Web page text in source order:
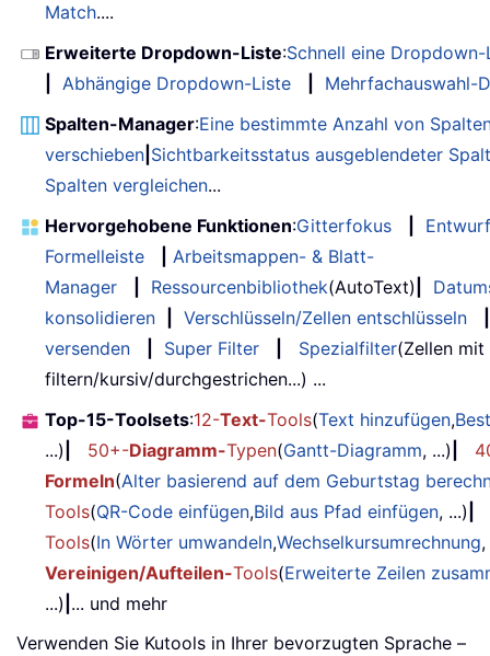
Match....
Erweiterte Dropdown-Liste:Schnell eine
Abhängige Dropdown-Liste
Mehrfachauswahl-
Spalten-Manager:Eine bestimmte Anzahl von
verschieben Sichtbarkeitsstatus ausgeblendeter
Spalten vergleichen...
Hervorgehobene Funktionen:Gitterfokus
Entwurf
Formelleiste
Arbeitsmappen- & Blatt-
Manager
Ressourcenbibliothek(AutoText)
konsolidieren
Verschlüsseln/Zellen entschlüsseln
versenden
Super Filter Spezialfilter(Zellen
filtern/kursiv/durchgestrichen...) ...
Top-15-Toolsets:12-Text-Tools(Text hinzufügen,
...)
50+-Diagramm-Typen(Gantt-Diagramm, ...)
Formeln(Alter basierend auf dem Geburtstag
Tools(QR-Code einfügen,Bild aus Pfad einfügen, ...)
Tools(In Wörter umwandeln,Wechselkursumrechnung
Vereinigen/Aufteilen-Tools(Erweiterte Zeilen
...) ... und mehr
Verwenden Sie Kutools in Ihrer bevorzugten Sprache –